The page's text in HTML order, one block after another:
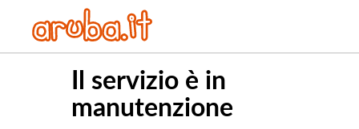
Il servizio è in
manutenzione